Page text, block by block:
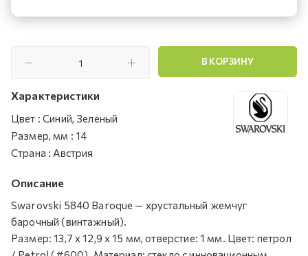
В КОРЗИНУ
Характеристики
Цвет : Синий, Зеленый
Размер, мм : 14
Страна : Австрия
Описание
Swarovski 5840 Baroque — хрустальный жемчуг
барочный (винтажный).
Размер: 13,7 х 12,9 х 15 мм, отверстие: 1 мм. Цвет: петрол